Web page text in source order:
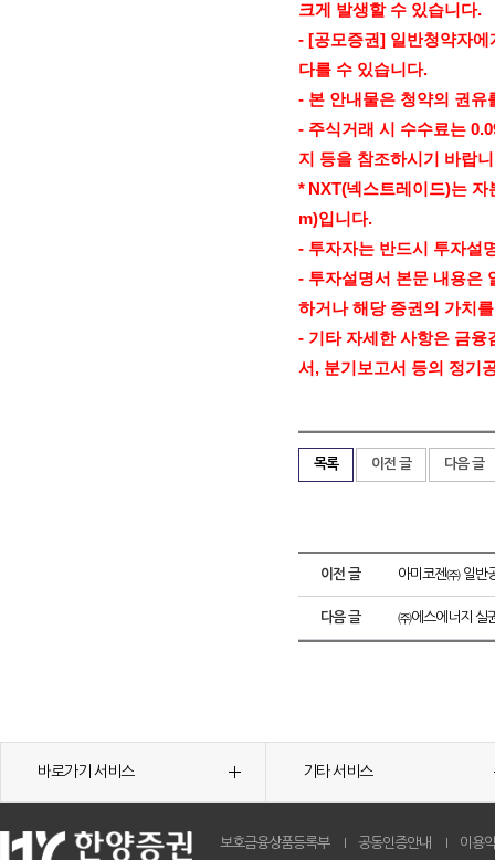
크게 발생할 수 있습니다.
- [공모증권] 일반청약자에
다를 수 있습니다.
- 본 안내물은 청약의 권유
- 주식거래 시 수수료는
지 등을 참조하시기 바랍
* NXT(넥스트레이드)는 자
m)입니다.
- 투자자는 반드시 투자설
- 투자설명서 본문 내용은
하거나 해당 증권의 가치
- 기타 자세한 사항은 금융
서 , 분기보고서 등의 정기
목록 이전 글 다음 글
이전 글 아미코젠㈜ 일반
다음 글 ㈜에스에너지 실
바로가기 서비스 기타 서비스
보호금융상품등록부 공동인증안내 이용